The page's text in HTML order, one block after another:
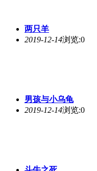
两只羊
2019-12-14浏览:0
男孩与小乌龟
2019-12-14浏览:0